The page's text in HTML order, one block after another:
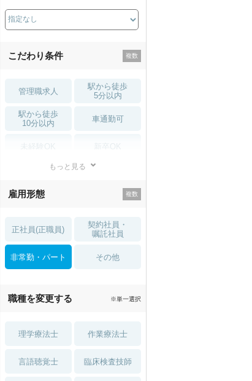
薬局・
こだわり条件
管理職求人
駅から徒歩
5分以内
駅から徒歩
10分以内
車通勤可
住宅手当・補助
土日祝休 無資格 OK
積極採用中 WEB面接OK
もっと見る
雇用形態
正社員(正職員)
契約社員・
嘱託社員
非常勤・パート その他
職種を変更する ※単一選択
理学療法士 作業療法士
言語聴覚士 臨床検査技師